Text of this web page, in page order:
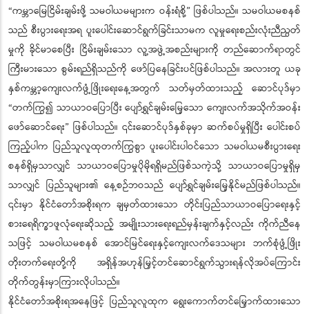
“ကမ္ဘာမြေငြိမ်းချမ်းဖို့ သမဝါယမများက ဝန်းရံစို့” ဖြစ်ပါသည်။ သမဝါယမစနစ်
သည် စီးပွားရေးအရ ပူးပေါင်းဆောင်ရွက်ခြင်းသာမက လူမှုရေးစည်းလုံးညီညွတ်
မှုကို ခိုင်မာစေပြီး ငြိမ်းချမ်းသော လူ့အဖွဲ့အစည်းများကို တည်ဆောက်ရာတွင်
ကြီးမားသော စွမ်းရည်ရှိသည်ကို ဖော်ပြနေခြင်းပင်ဖြစ်ပါသည်။ အလားတူ ယခု
နှစ်ကမ္ဘာ့ကျေးလက်ဖွံ့ဖြိုးရေးနေ့အတွက် သတ်မှတ်ထားသည့် ဆောင်ပုဒ်မှာ
“တက်ကြွ၍ သာယာဝပြောပြီး ပျော်ရွှင်ချမ်းမြေ့သော ကျေးလက်အသိုက်အဝန်း
ဖော်ဆောင်ရေး” ဖြစ်ပါသည်။ ၎င်းဆောင်ပုဒ်နှစ်ခုမှာ ဆက်စပ်မှုရှိပြီး ပေါင်းစပ်
ကြည့်ပါက ပြည်သူလူထုတက်ကြွစွာ ပူးပေါင်းပါဝင်သော သမဝါယမစီးပွားရေး
စနစ်ရှိမှသာလျှင် သာယာဝပြောမှုပိုမိုရရှိမည်ဖြစ်သကဲ့သို့ သာယာဝပြောမှုရှိမှ
သာလျှင် ပြည်သူများ၏ နေ့စဉ်ဘဝသည် ပျော်ရွှင်ချမ်းမြေ့နိုင်မည်ဖြစ်ပါသည်။
၎င်းမှာ နိုင်ငံတော်အစိုးရက ချမှတ်ထားသော တိုင်းပြည်သာယာဝပြောရေးနှင့်
စားရေရိက္ခာဖူလုံရေးဆိုသည့် အမျိုးသားရေးရည်မှန်းချက်နှင့်လည်း ကိုက်ညီနေ
သဖြင့် သမဝါယမစနစ် အောင်မြင်ရေးနှင့်ကျေးလက်ဒေသများ ဘက်စုံဖွံ့ဖြိုး
တိုးတက်ရေးတို့ကို အရှိန်အဟုန်မြှင့်တင်ဆောင်ရွက်သွားရန်လိုအပ်ကြောင်း
တိုက်တွန်းမှာကြားလိုပါသည်။
နိုင်ငံတော်အစိုးရအနေဖြင့် ပြည်သူလူထုက ရွေးကောက်တင်မြှောက်ထားသော